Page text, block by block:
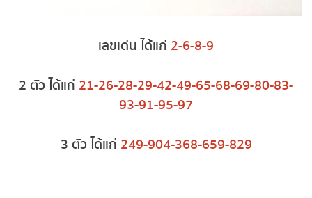
หวยหุ้นฮั่งเส็ง เช้า
หวยหุ้นฮั่งเส็ง บ่าย
เลขเด่น ได้แก่
93-91-95-97